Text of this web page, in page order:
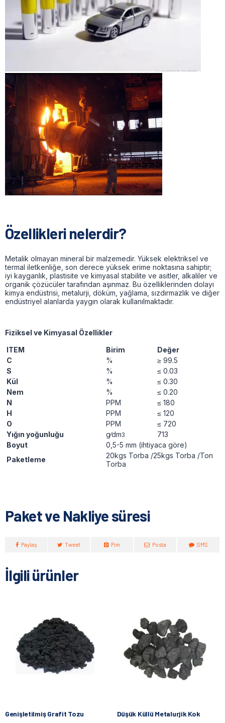
Özellikleri nelerdir?
Metalik olmayan mineral bir malzemedir. Yüksek elektriksel ve
termal iletkenliğe, son derece yüksek erime noktasına sahiptir;
iyi kayganlık, plastisite ve kimyasal stabilite ve asitler, alkaliler ve
organik çözücüler tarafından aşınmaz. Bu özelliklerinden dolayı
kimya endüstrisi, metalurji, döküm, yağlama, sızdırmazlık ve diğer
endüstriyel alanlarda yaygın olarak kullanılmaktadır.
Fiziksel ve Kimyasal Özellikler
ITEM
Birim
Değer
C
%
≥ 99.5
S
%
≤ 0.03
Kül
%
≤ 0.30
Nem
%
≤ 0.20
N
PPM
≤ 180
H
PPM
≤ 120
O
PPM
≤ 720
Yığın yoğunluğu
g∕dm3
713
Boyut
0,5-5 mm (ihtiyaca göre)
Paketleme
20kgs Torba /25kgs Torba /Ton
Torba
Paket ve Nakliye süresi
Paylaş Tweet Pim Posta SMS
İlgili ürünler
Genişletilmiş Grafit Tozu Düşük Küllü Metalurjik Kok